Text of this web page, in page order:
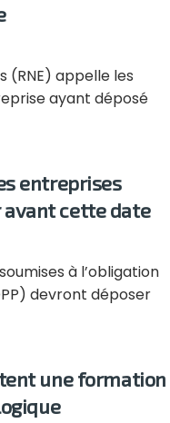
(RNE) appelle les
ayant déposé
entreprises
avant cette date
à l’obligation
devront déposer
une formation